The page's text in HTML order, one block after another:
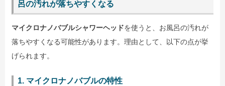
呂の汚れが落ちやすくなる
マイクロナノバブルシャワーヘッドを使うと、お風呂の汚れが
落ちやすくなる可能性があります。理由として、以下の点が挙
げられます。
1. マイクロナノバブルの特性